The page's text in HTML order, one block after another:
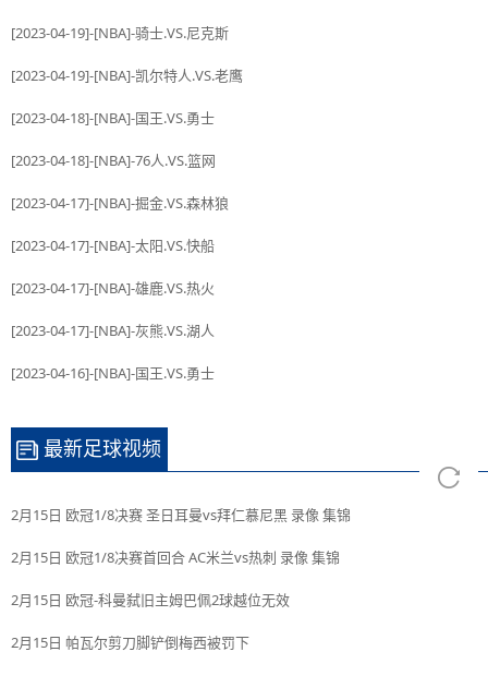
[2023-04-19]-[NBA]-骑士.VS.尼克斯
[2023-04-19]-[NBA]-凯尔特人.VS.老鹰
[2023-04-18]-[NBA]-国王.VS.勇士
[2023-04-18]-[NBA]-76人.VS.篮网
[2023-04-17]-[NBA]-掘金.VS.森林狼
[2023-04-17]-[NBA]-太阳.VS.快船
[2023-04-17]-[NBA]-雄鹿.VS.热火
[2023-04-17]-[NBA]-灰熊.VS.湖人
[2023-04-16]-[NBA]-国王.VS.勇士
最新足球视频
2月15日 欧冠1/8决赛 圣日耳曼vs拜仁慕尼黑 录像 集锦
2月15日 欧冠1/8决赛首回合 AC米兰vs热刺 录像 集锦
2月15日 欧冠-科曼弑旧主姆巴佩2球越位无效
2月15日 帕瓦尔剪刀脚铲倒梅西被罚下